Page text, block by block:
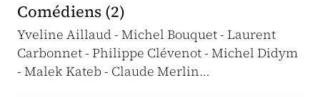
Comédiens (2)
Yveline Aillaud - Michel Bouquet - Laurent
Carbonnet - Philippe Clévenot - Michel Didym
- Malek Kateb - Claude Merlin…